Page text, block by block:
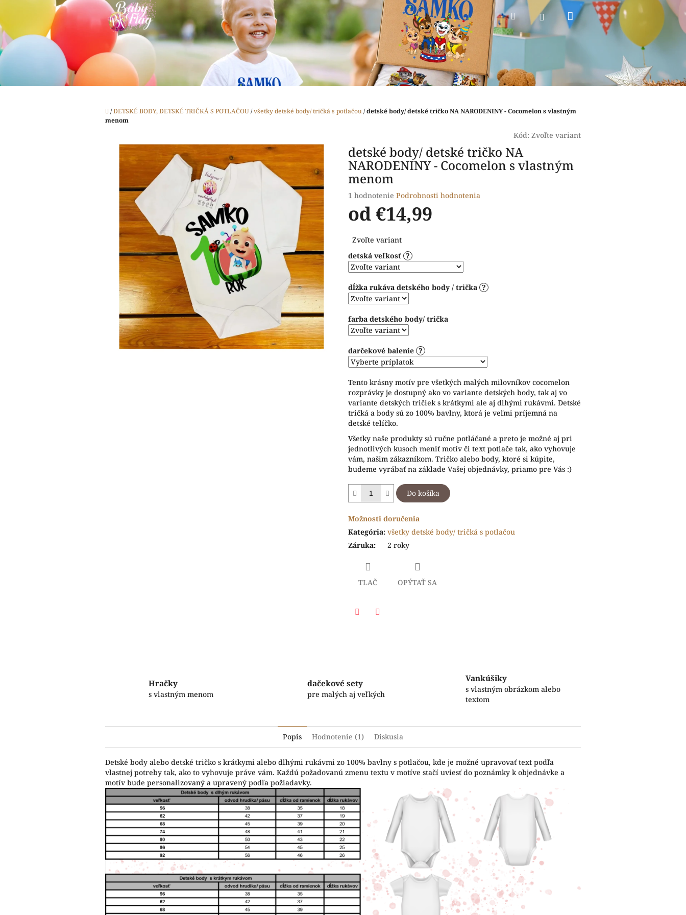
obsah
HľadaťPrihlásenieNákupný
Domov
/DETSKÉ BODY, DETSKÉ TRIČKÁ S POTLAČOU/všetky detské body/ tričká s potlačou/detské body/ detské tričko NA NARODENINY - Cocomelon s vlastným
menom
Kód: Zvoľte variant
detské body/ detské tričko NA
NARODENINY - Cocomelon s vlastným
menom
Priemerné
hodnotenie
produktu
1,0
5
hviezdičiek.
1 hodnotenie Podrobnosti hodnotenia
od €14,99
cena:
Zvoľte variant
detská veľkosť ?
dĺžka rukáva detského body / trička ?
farba detského body/ trička
darčekové balenie ?
Tento krásny motív pre všetkých malých milovníkov cocomelon
rozprávky je dostupný ako vo variante detských body, tak aj vo
variante detských tričiek s krátkymi ale aj dlhými rukávmi. Detské
tričká a body sú zo 100% bavlny, ktorá je veľmi príjemná na
detské telíčko.
Všetky naše produkty sú ručne potláčané a preto je možné aj pri
jednotlivých kusoch meniť motív či text potlače tak, ako vyhovuje
vám, našim zákazníkom. Tričko alebo body, ktoré si kúpite,
budeme vyrábať na základe Vašej objednávky, priamo pre Vás :)
Do košíka
Možnosti doručenia
Kategória: všetky detské body/ tričká s potlačou
Záruka: 2 roky
TLAČ OPÝTAŤ SA
Hračky
s vlastným menom
dačekové sety
pre malých aj veľkých
Vankúšiky
s vlastným obrázkom alebo
textom
Popis Hodnotenie (1) Diskusia
Detské body alebo detské tričko s krátkymi alebo dlhými rukávmi zo 100% bavlny s potlačou, kde je možné upravovať text podľa
vlastnej potreby tak, ako to vyhovuje práve vám. Každú požadovanú zmenu textu v motíve stačí uviesť do poznámky k objednávke a
motív bude personalizovaný a upravený podľa požiadavky.